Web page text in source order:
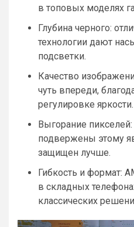
в топовых моделях
Глубина черного:
технологии дают
подсветки.
Качество
чуть впереди,
регулировке яркости.
Выгорание пикселей:
подвержены этому
защищен лучше.
Гибкость и формат:
в складных
классических